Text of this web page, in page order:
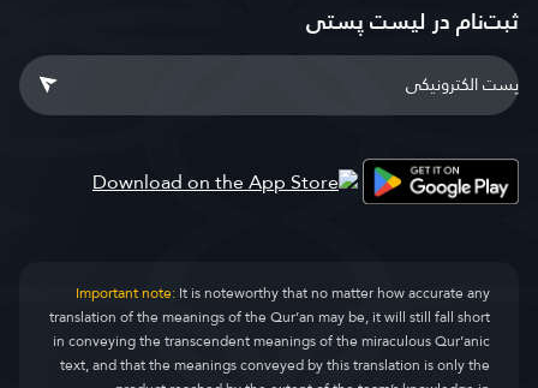
ثبت‌نام در ليست پستى
Important note:It is noteworthy that no matter how accurate any
translation of the meanings of the Qur’an may be, it will still fall short
in conveying the transcendent meanings of the miraculous Qur’anic
text, and that the meanings conveyed by this translation is only the